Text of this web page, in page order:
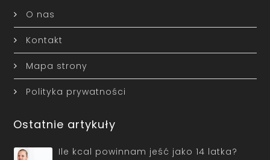
O nas
Kontakt
Mapa strony
Polityka prywatności
Ostatnie artykuły
Ile kcal powinnam jeść jako 14 latka?